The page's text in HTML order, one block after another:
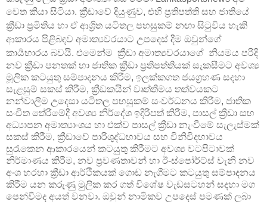
වෙත කියා සිටියා. ක්‍රීඩාවේ දියුණුව, එහි ප්‍රතිපත්ති සහ ජාතියේ
ක්‍රීඩා ප්‍රමිතිය හා ඒ ආශ්‍රිත යටිතල පහසුකම් නඟා සිටුවිය හැකි
ආකාරය පිළිබඳව අමාත්‍යවරයාට උපදෙස් දීම ඔවුන්ගේ
කාර්‍යභාරය බවයි. එමෙන්ම ක්‍රීඩා අමාත්‍යවරයාගේ නියමය පරිදි
නව ක්‍රීඩා පනතක් හා ජාතික ක්‍රීඩා ප්‍රතිපත්තියක් සැකසීමට අවශ්‍ය
මූලික කටයුතු සම්පාදනය කිරීම, ඉලක්කගත ජයග්‍රහණ සදහා
සැළසුම් සකස් කිරීම, ක්‍රීඩකයින් වෘත්තීමය තත්වයකට
නන්වාලීම උදෙසා යටිතල පහසුකම් සංවර්ධනය කිරීම, ජාතික
සංචිත තේරීමේදී අවශ්‍ය නිර්දේශ ඉදිරිපත් කිරීම, පාසල් ක්‍රීඩා සහ
අධ්‍යාපන අමාත්‍යාංශය හා එක්ව පාසල් ක්‍රීඩා නැංවීමේ සැලැස්මක්
සකස් කිරීම, ක්‍රීඩාවේ පාරිශුද්ධභාවය සහ විනිවිදභාවය
සුරැකෙන ආකාරයෙන් කටයුතු කිරීමට අවශ්‍ය වටපිටාවක්
නිර්මාණය කිරීම, නව ප්‍රවණතාවන් හා ඊ-ස්පෝර්ට්ස් වැනි නව
අංශ හරහා ක්‍රීඩා ආර්ථිකයක් ගොඩ නැගීමට කටයුතු සම්පාදනය
කිරීම යන කරුණු මුලික කර ගත් විශේෂ වැඩසටහන් සදහා මග
පෙන්වීමද අයත් වනවා. ඔවුන් නාමිකව උපදෙස් පමණක් ලබා